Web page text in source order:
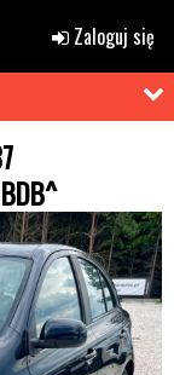
Zaloguj się